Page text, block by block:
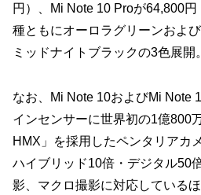
円）、Mi Note 10 Proが64,800
種ともにオーロラグリーンおよ
ミッドナイトブラックの3色展開。
なお、Mi Note 10およびMi Note
インセンサーに世界初の1億800
HMX」を採用したペンタリアカ
ハイブリッド10倍・デジタル50
影、マクロ撮影に対応している